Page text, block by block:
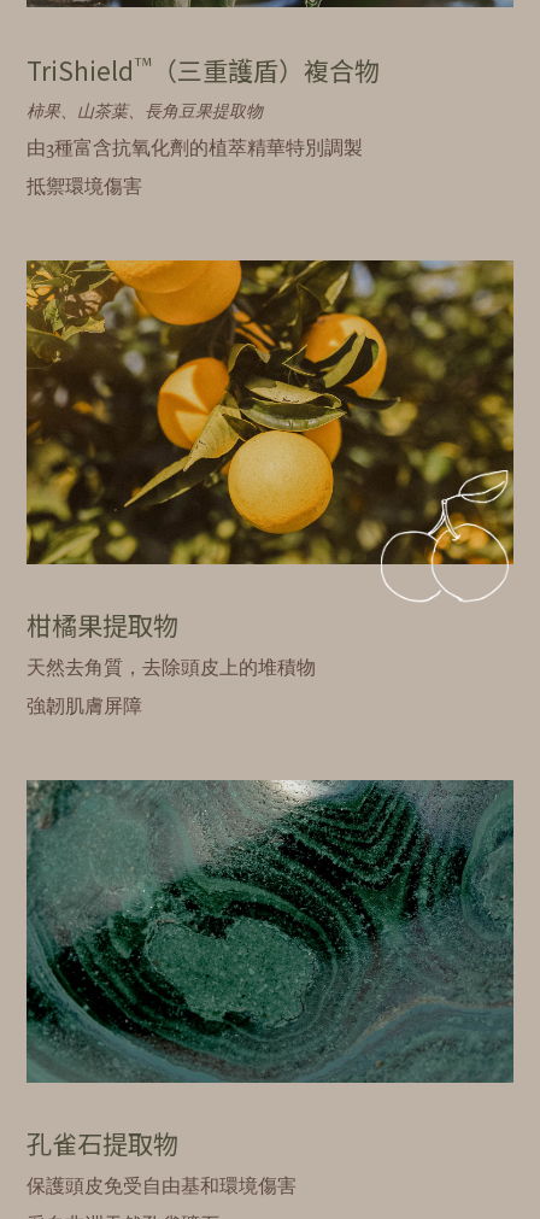
TriShield™ （三重護盾）複合物
柿果、山茶葉、長角豆果提取物
由3種富含抗氧化劑的植萃精華特別調製
抵禦環境傷害
柑橘果提取物
天然去角質，去除頭皮上的堆積物
強韌肌膚屏障
孔雀石提取物
保護頭皮免受自由基和環境傷害